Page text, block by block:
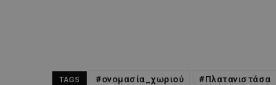
TAGS #ονομασία_χωριού #Πλατανιστάσα